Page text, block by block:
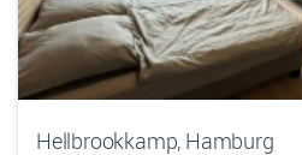
Hellbrookkamp, Hamburg